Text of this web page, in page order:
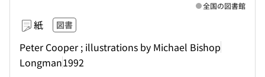
紙 図書
Peter Cooper ; illustrations by Michael Bishop
Longman1992
全国の図書館